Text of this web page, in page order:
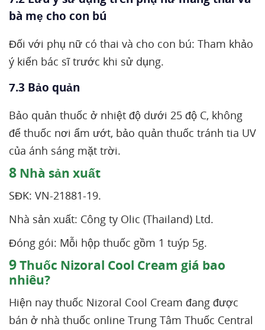
bà mẹ cho con bú
Đối với phụ nữ có thai và cho con bú: Tham khảo
ý kiến bác sĩ trước khi sử dụng.
7.3 Bảo quản
Bảo quản thuốc ở nhiệt độ dưới 25 độ C, không
để thuốc nơi ẩm ướt, bảo quản thuốc tránh tia UV
của ánh sáng mặt trời.
8 Nhà sản xuất
SĐK: VN-21881-19.
Nhà sản xuất: Công ty Olic (Thailand) Ltd.
Đóng gói: Mỗi hộp thuốc gồm 1 tuýp 5g.
9Thuốc Nizoral Cool Cream giá bao
nhiêu?
Hiện nay thuốc Nizoral Cool Cream đang được
bán ở nhà thuốc online Trung Tâm Thuốc Central